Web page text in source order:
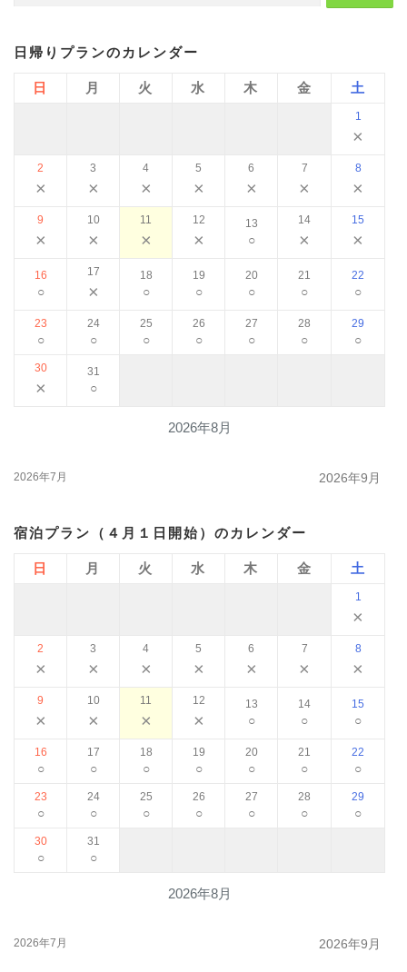
日帰りプランのカレンダー
2026年8月
日 月 火 水 木 金 土
1
×
2
×
3
×
4
×
5
×
6
×
7
×
8
×
9
×
10
×
11
×
12
×
13
○
14
×
15
×
16
○
17
×
18
○
19
○
20
○
21
○
22
○
23
○
24
○
25
○
26
○
27
○
28
○
29
○
30
×
31
○
2026年7月 2026年9月
宿泊プラン（４月１日開始）のカレンダー
2026年8月
日 月 火 水 木 金 土
1
×
2
×
3
×
4
×
5
×
6
×
7
×
8
×
9
×
10
×
11
×
12
×
13
○
14
○
15
○
16
○
17
○
18
○
19
○
20
○
21
○
22
○
23
○
24
○
25
○
26
○
27
○
28
○
29
○
30
○
31
○
2026年7月 2026年9月